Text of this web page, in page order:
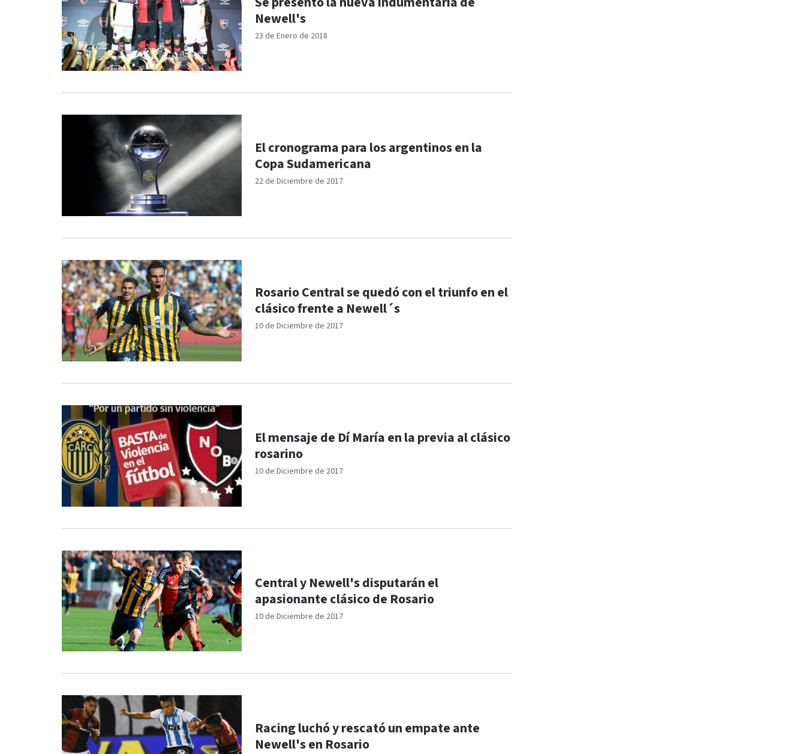
23 de Enero de 2018
Newell's
22 de Diciembre de 2017
El cronograma para los argentinos en la
Copa Sudamericana
10 de Diciembre de 2017
Rosario Central se quedó con el triunfo en el
clásico frente a Newell´s
10 de Diciembre de 2017
El mensaje de Dí María en la previa al clásico
rosarino
10 de Diciembre de 2017
Central y Newell's disputarán el
apasionante clásico de Rosario
Racing luchó y rescató un empate ante
Newell's en Rosario